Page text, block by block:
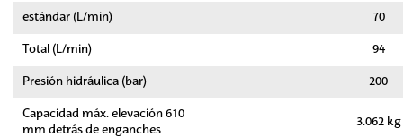
estándar (L/min) 70
Total (L/min) 94
Presión hidráulica (bar) 200
Capacidad máx. elevación 610
mm detrás de enganches
3.062 kg